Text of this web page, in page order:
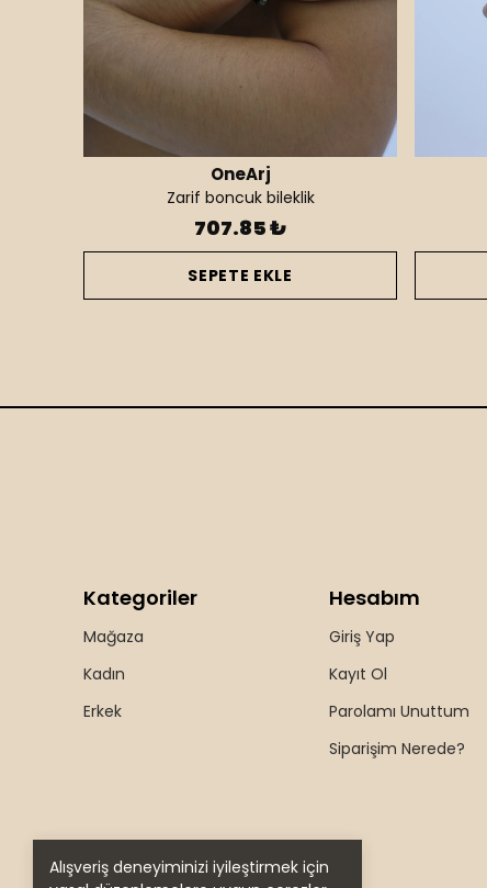
Alışveriş deneyiminizi iyileştirmek için
OneArj
Zarif boncuk bileklik
707.85 ₺
SEPETE EKLE
Kategoriler
Mağaza
Kadın
Erkek
Hesabım
Giriş Yap
Kayıt Ol
Parolamı Unuttum
Siparişim Nerede?